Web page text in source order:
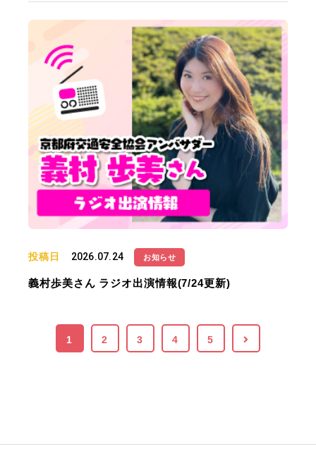
投稿日 2026.07.24 お知らせ
義村歩美さん ラジオ出演情報(7/24更新)
1 2 3 4 5